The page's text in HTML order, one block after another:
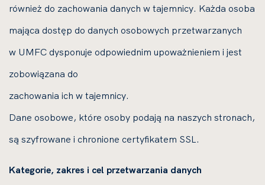
również do zachowania danych w tajemnicy. Każda osoba
mająca dostęp do danych osobowych przetwarzanych
w UMFC dysponuje odpowiednim upoważnieniem i jest
zobowiązana do
zachowania ich w tajemnicy.
Dane osobowe, które osoby podają na naszych stronach,
są szyfrowane i chronione certyfikatem SSL.
Kategorie, zakres i cel przetwarzania danych